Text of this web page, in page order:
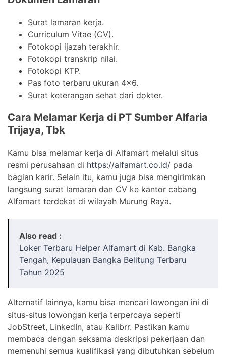
Surat lamaran kerja.
Curriculum Vitae (CV).
Fotokopi ijazah terakhir.
Fotokopi transkrip nilai.
Fotokopi KTP.
Pas foto terbaru ukuran 4×6.
Surat keterangan sehat dari dokter.
Cara Melamar Kerja di PT Sumber Alfaria
Trijaya, Tbk
Kamu bisa melamar kerja di Alfamart melalui situs
resmi perusahaan di https://alfamart.co.id/ pada
bagian karir. Selain itu, kamu juga bisa mengirimkan
langsung surat lamaran dan CV ke kantor cabang
Alfamart terdekat di wilayah Murung Raya.
Also read :
Loker Terbaru Helper Alfamart di Kab. Bangka
Tengah, Kepulauan Bangka Belitung Terbaru
Tahun 2025
Alternatif lainnya, kamu bisa mencari lowongan ini di
situs-situs lowongan kerja terpercaya seperti
JobStreet, LinkedIn, atau Kalibrr. Pastikan kamu
membaca dengan seksama deskripsi pekerjaan dan
memenuhi semua kualifikasi yang dibutuhkan sebelum